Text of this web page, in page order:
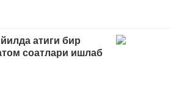
атиги бир
соатлари ишлаб